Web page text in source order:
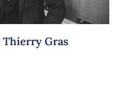
Thierry Gras